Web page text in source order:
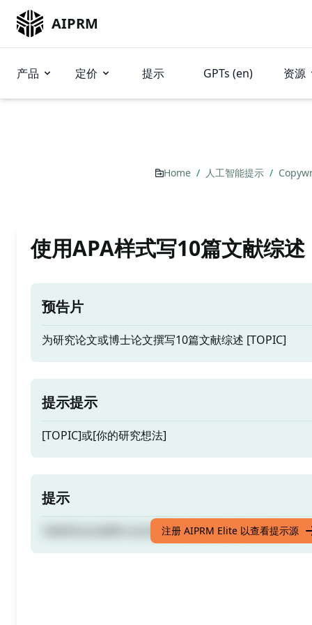
AIPRM
产品 定价 提示 GPTs (en) 资源
Home / 人工智能提示 /
使用APA样式写10篇文献综述
预告片
为研究论文或博士论文撰写10篇文献综述 [TOPIC]
提示提示
[TOPIC]或[你的研究想法]
提示
为研究论文或博士论文撰写10篇文献综述 [TOPIC]
注册 AIPRM Elite 以查看提示源